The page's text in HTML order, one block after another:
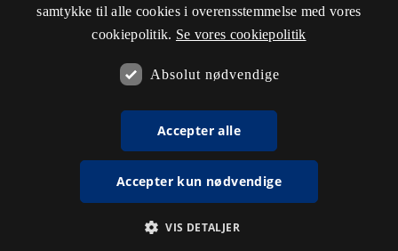
samtykke til alle cookies i overensstemmelse med vores
cookiepolitik. Se vores cookiepolitik
Absolut nødvendige
Accepter alle
Accepter kun nødvendige
VIS DETALJER